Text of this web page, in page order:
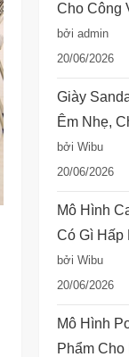
Cho Công
bởi admin
20/06/2026
Giày
Êm Nhẹ,
bởi Wibu
20/06/2026
Mô Hình
Có Gì Hấp
bởi Wibu
20/06/2026
Mô Hình
Phẩm Cho